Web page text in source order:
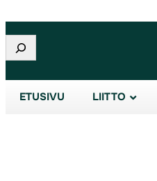
Etsi
ETUSIVU LIITTO